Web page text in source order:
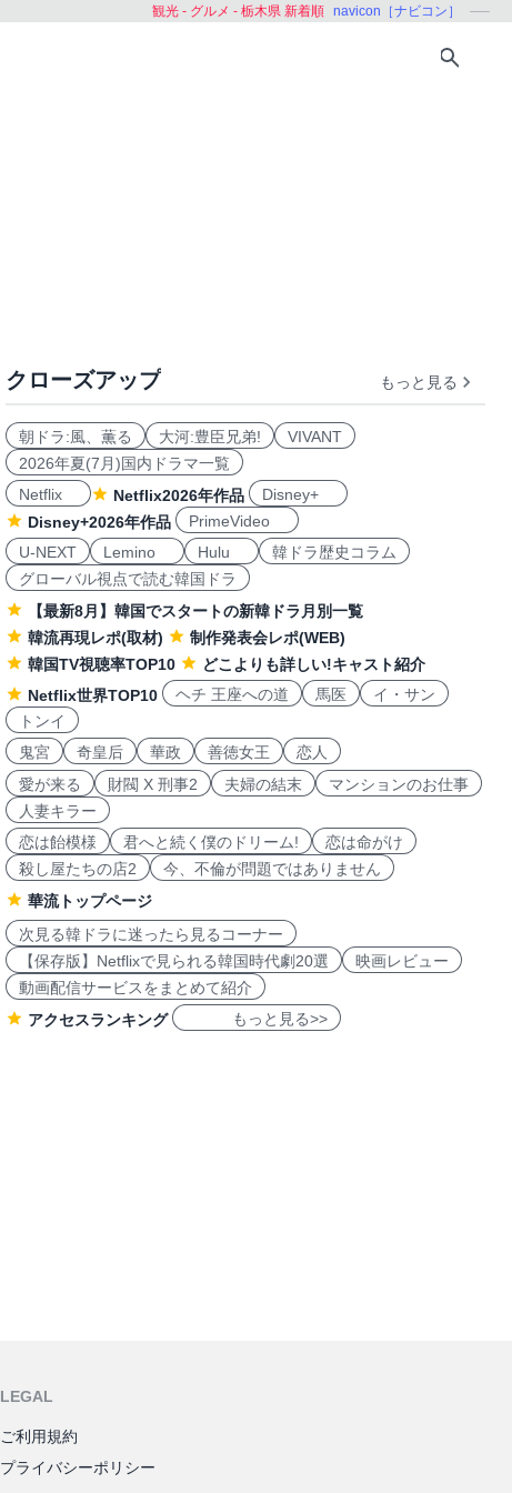
観光 - グルメ - 栃木県 新着順 navicon［ナビコン］
愛媛県 福岡県
クローズアップ もっと見る
朝ドラ:風、薫る 大河:豊臣兄弟!
VIVANT
2026年夏(7月)国内ドラマ一覧
Netflix
Netflix2026年作品
Disney+
Disney+2026年作品
PrimeVideo
U-NEXT
Lemino Hulu
韓ドラ歴史コラム
グローバル視点で読む韓国ドラ
【最新8月】韓国でスタートの新韓ドラ月別一覧
韓流再現レポ(取材)
制作発表会レポ(WEB)
韓国TV視聴率TOP10
どこよりも詳しい!キャスト紹介
Netflix世界TOP10
ヘチ 王座への道 馬医
イ・サン
トンイ
鬼宮
奇皇后 華政 善徳女王
恋人
愛が来る
財閥 X 刑事2 夫婦の結末
マンションのお仕事
人妻キラー
恋は飴模様
君へと続く僕のドリーム!
恋は命がけ
殺し屋たちの店2
今、不倫が問題ではありません
華流トップページ
次見る韓ドラに迷ったら見るコーナー
【保存版】Netflixで見られる韓国時代劇20選
映画レビュー
動画配信サービスをまとめて紹介
アクセスランキング
もっと見る>>
LEGAL
ご利用規約
プライバシーポリシー